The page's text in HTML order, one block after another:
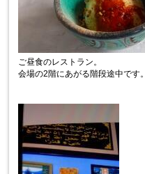
ご昼食のレストラン。
会場の2階にあがる階段途中です。